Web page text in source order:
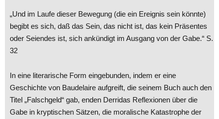
„Und im Laufe dieser Bewegung (die ein Ereignis sein könnte)
begibt es sich, daß das Sein, das nicht ist, das kein Präsentes
oder Seiendes ist, sich ankündigt im Ausgang von der Gabe.“ S.
32
In eine literarische Form eingebunden, indem er eine
Geschichte von Baudelaire aufgreift, die seinem Buch auch den
Titel „Falschgeld“ gab, enden Derridas Reflexionen über die
Gabe in kryptischen Sätzen, die moralische Katastrophe der